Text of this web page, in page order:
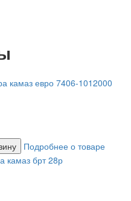
камаз евро 7406-1012000
Подробнее о товаре
камаз брт 28р